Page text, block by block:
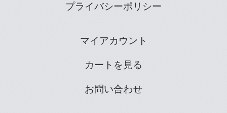
プライバシーポリシー
マイアカウント
カートを見る
お問い合わせ